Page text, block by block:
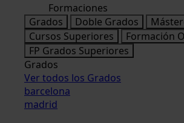
Formaciones
Grados
Doble Grados
Cursos Superiores
Formación
FP Grados Superiores
Grados
Ver todos los Grados
barcelona
madrid